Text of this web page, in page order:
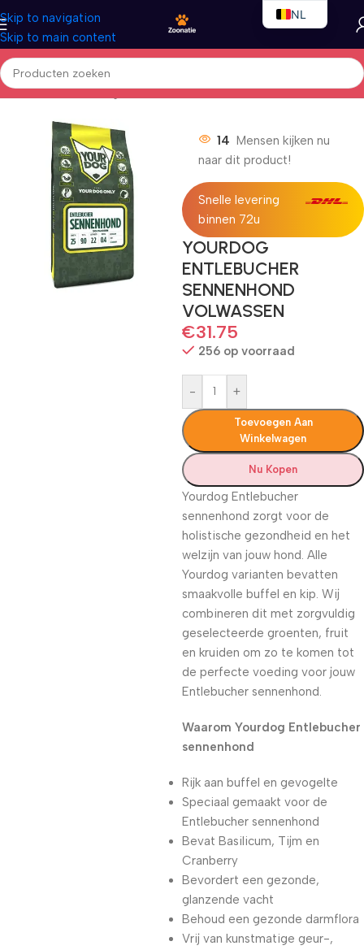
Skip to navigation
Skip to main content
Home/Honden/Droogvoer
14 Mensen kijken nu
naar dit product!
Snelle levering
binnen 72u
YOURDOG
ENTLEBUCHER
SENNENHOND
VOLWASSEN
€31.75
256 op voorraad
- +
Toevoegen Aan
Winkelwagen
Nu Kopen
Yourdog Entlebucher
sennenhond zorgt voor de
holistische gezondheid en het
welzijn van jouw hond. Alle
Yourdog varianten bevatten
smaakvolle buffel en kip. Wij
combineren dit met zorgvuldig
geselecteerde groenten, fruit
en kruiden om zo te komen tot
de perfecte voeding voor jouw
Entlebucher sennenhond.
Waarom Yourdog Entlebucher
sennenhond
Rijk aan buffel en gevogelte
Speciaal gemaakt voor de
Entlebucher sennenhond
Bevat Basilicum, Tijm en
Cranberry
Bevordert een gezonde,
glanzende vacht
Behoud een gezonde darmflora
Vrij van kunstmatige geur-,
NL